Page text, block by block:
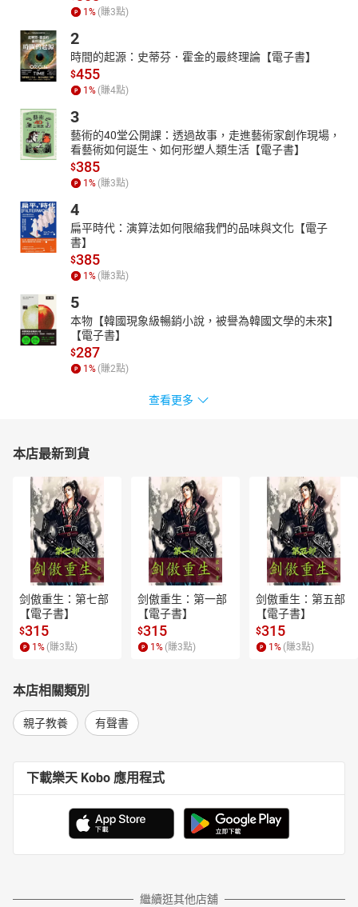
1% (賺3點)
2
時間的起源：史蒂芬．霍金的最終理論【電子書】
$455
1% (賺4點)
3
藝術的40堂公開課：透過故事，走進藝術家創作現場，
看藝術如何誕生、如何形塑人類生活【電子書】
$385
1% (賺3點)
4
扁平時代：演算法如何限縮我們的品味與文化【電子
書】
$385
1% (賺3點)
5
本物【韓國現象級暢銷小說，被譽為韓國文學的未來】
【電子書】
$287
1% (賺2點)
查看更多
本店最新到貨
剑傲重生：第七部
【電子書】
$315
1 % (賺3點)
剑傲重生：第一部
【電子書】
$315
1 % (賺3點)
剑傲重生：第五部
【電子書】
$315
1 % (賺3點)
本店相關類別
親子教養 有聲書
下載樂天 Kobo 應用程式
繼續逛其他店舖